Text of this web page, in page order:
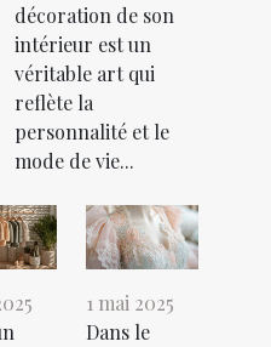
décoration de son
intérieur est un
véritable art qui
reflète la
personnalité et le
mode de vie...
1 mai 2025
Dans le